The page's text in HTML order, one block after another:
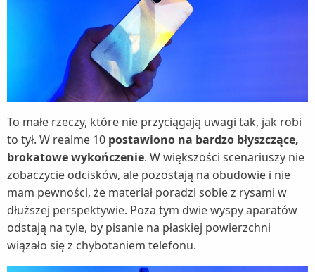
To małe rzeczy, które nie przyciągają uwagi tak, jak robi
to tył. W realme 10 postawiono na bardzo błyszczące,
brokatowe wykończenie. W większości scenariuszy nie
zobaczycie odcisków, ale pozostają na obudowie i nie
mam pewności, że materiał poradzi sobie z rysami w
dłuższej perspektywie. Poza tym dwie wyspy aparatów
odstają na tyle, by pisanie na płaskiej powierzchni
wiązało się z chybotaniem telefonu.